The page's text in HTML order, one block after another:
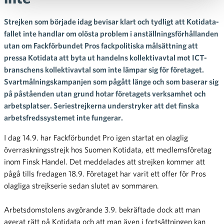
Strejken som började idag bevisar klart och tydligt att Kotidata-
fallet inte handlar om olösta problem i anställningsförhållanden
utan om Fackförbundet Pros fackpolitiska målsättning att
pressa Kotidata att byta ut handelns kollektivavtal mot ICT-
branschens kollektivavtal som inte lämpar sig för företaget.
Svartmålningskampanjen som pågått länge och som baserar sig
på påståenden utan grund hotar företagets verksamhet och
arbetsplatser. Seriestrejkerna understryker att det finska
arbetsfredssystemet inte fungerar.
I dag 14.9. har Fackförbundet Pro igen startat en olaglig
överraskningsstrejk hos Suomen Kotidata, ett medlemsföretag
inom Finsk Handel. Det meddelades att strejken kommer att
pågå tills fredagen 18.9. Företaget har varit ett offer för Pros
olagliga strejkserie sedan slutet av sommaren.
Arbetsdomstolens avgörande 3.9. bekräftade dock att man
agerat rätt på Kotidata och att man även i fortsättningen kan